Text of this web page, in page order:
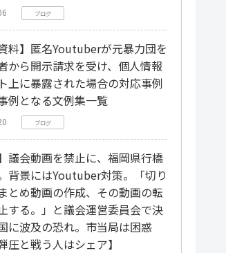
ブログ
料】匿名Youtuberが元暴力団を
から開示請求を受け、個人情報
上に暴露された場合の対応事例
例となる文例集一覧
ブログ
議会動画を禁止に、福岡県行橋
背景にはYoutuber対策。「切り
とめ動画の作成、その動画の転
する。」と議会運営委員会で決
に波及の恐れ。市当局は困惑
圧と戦う人はシェア】